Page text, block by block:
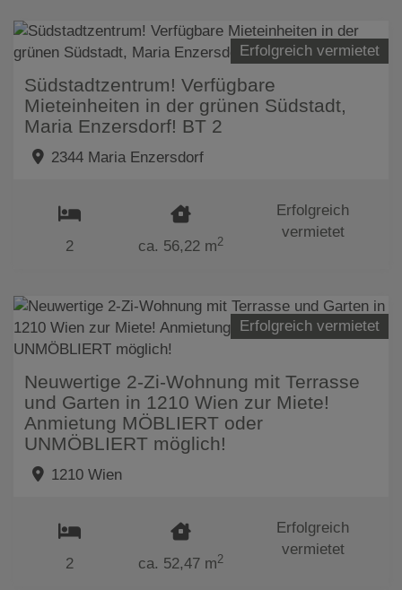
Erfolgreich vermietet
Südstadtzentrum! Verfügbare
Mieteinheiten in der grünen Südstadt,
Maria Enzersdorf! BT 2
2344 Maria Enzersdorf
2 ca. 56,22 m2
Erfolgreich
vermietet
Erfolgreich vermietet
Neuwertige 2-Zi-Wohnung mit Terrasse
und Garten in 1210 Wien zur Miete!
Anmietung MÖBLIERT oder
UNMÖBLIERT möglich!
1210 Wien
2 ca. 52,47 m2
Erfolgreich
vermietet